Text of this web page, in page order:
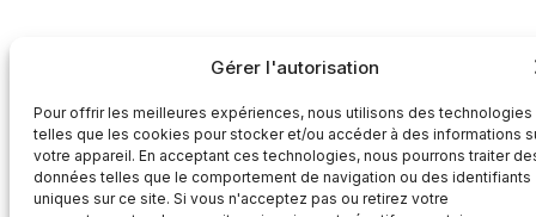
Gérer l'autorisation
Pour offrir les meilleures expériences, nous utilisons des technologies
telles que les cookies pour stocker et/ou accéder à des informations
votre appareil. En acceptant ces technologies, nous pourrons traiter
données telles que le comportement de navigation ou des identifiants
uniques sur ce site. Si vous n'acceptez pas ou retirez votre